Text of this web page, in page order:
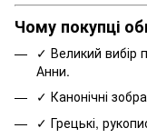
Чому покупці
✓ Великий вибір
Анни.
✓ Канонічні
✓ Грецькі,